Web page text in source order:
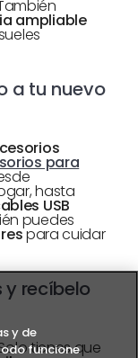
ampliable
a tu nuevo
para
hasta
USB
puedes
para cuidar
y recíbelo
tienes que
y de
funcione